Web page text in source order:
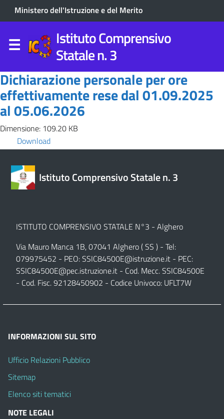
Ministero dell'Istruzione e del Merito
Istituto Comprensivo
Statale n. 3
Dichiarazione personale per ore
effettivamente rese dal 01.09.2025
al 05.06.2026
Dimensione: 109.20 KB
Download
Istituto Comprensivo Statale n. 3
ISTITUTO COMPRENSIVO STATALE N°3 - Alghero
Via Mauro Manca 1B, 07041 Alghero ( SS ) - Tel:
079975452 - PEO:SSIC84500E@istruzione.it - PEC:
SSIC84500E@pec.istruzione.it - Cod. Mecc. SSIC84500E
- Cod. Fisc. 92128450902 - Codice Univoco: UFLT7W
INFORMAZIONI SUL SITO
Ufficio Relazioni Pubblico
Sitemap
Elenco siti tematici
NOTE LEGALI